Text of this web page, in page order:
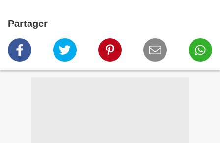
Partager